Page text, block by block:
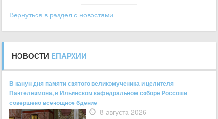
Вернуться в раздел с новостями
НОВОСТИ ЕПАРХИИ
В канун дня памяти святого великомученика и целителя
Пантелеимона, в Ильинском кафедральном соборе Россоши
совершено всенощное бдение
8 августа 2026